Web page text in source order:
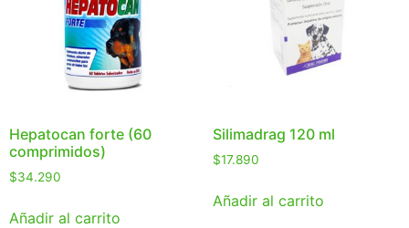
Hepatocan forte (60
comprimidos)
$34.290
Añadir al carrito
Silimadrag 120 ml
$17.890
Añadir al carrito